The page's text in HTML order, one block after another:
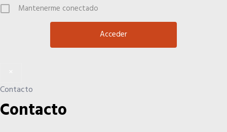
Mantenerme conectado
Contacto
Contacto